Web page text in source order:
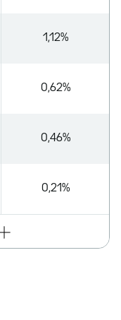
1,12%
0,62%
0,46%
0,21%